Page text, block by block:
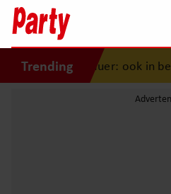
Trending
ook in bed elkaars eerste•